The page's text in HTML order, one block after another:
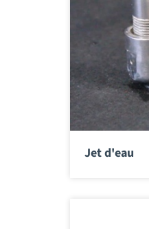
Jet d'eau